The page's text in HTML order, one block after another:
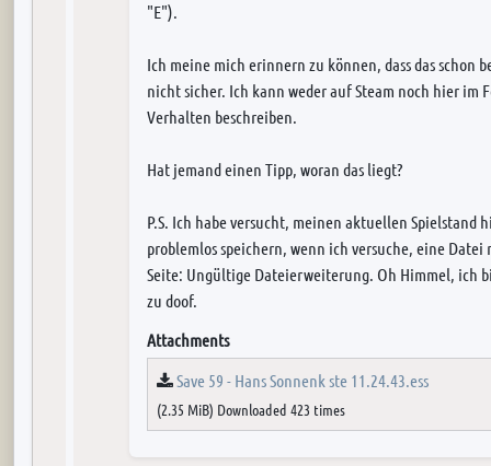
"E").
Ich meine mich erinnern zu können, dass das schon
nicht sicher. Ich kann weder auf Steam noch hier im
Verhalten beschreiben.
Hat jemand einen Tipp, woran das liegt?
P.S. Ich habe versucht, meinen aktuellen Spielstand
problemlos speichern, wenn ich versuche, eine Datei
Seite: Ungültige Dateierweiterung. Oh Himmel, ich
zu doof.
Attachments
Save 59 - Hans Sonnenk ste 11.24.43.ess
(2.35 MiB) Downloaded 423 times